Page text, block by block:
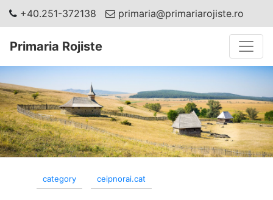
+40.251-372138 primaria@primariarojiste.ro
Primaria Rojiste
category ceipnorai.cat